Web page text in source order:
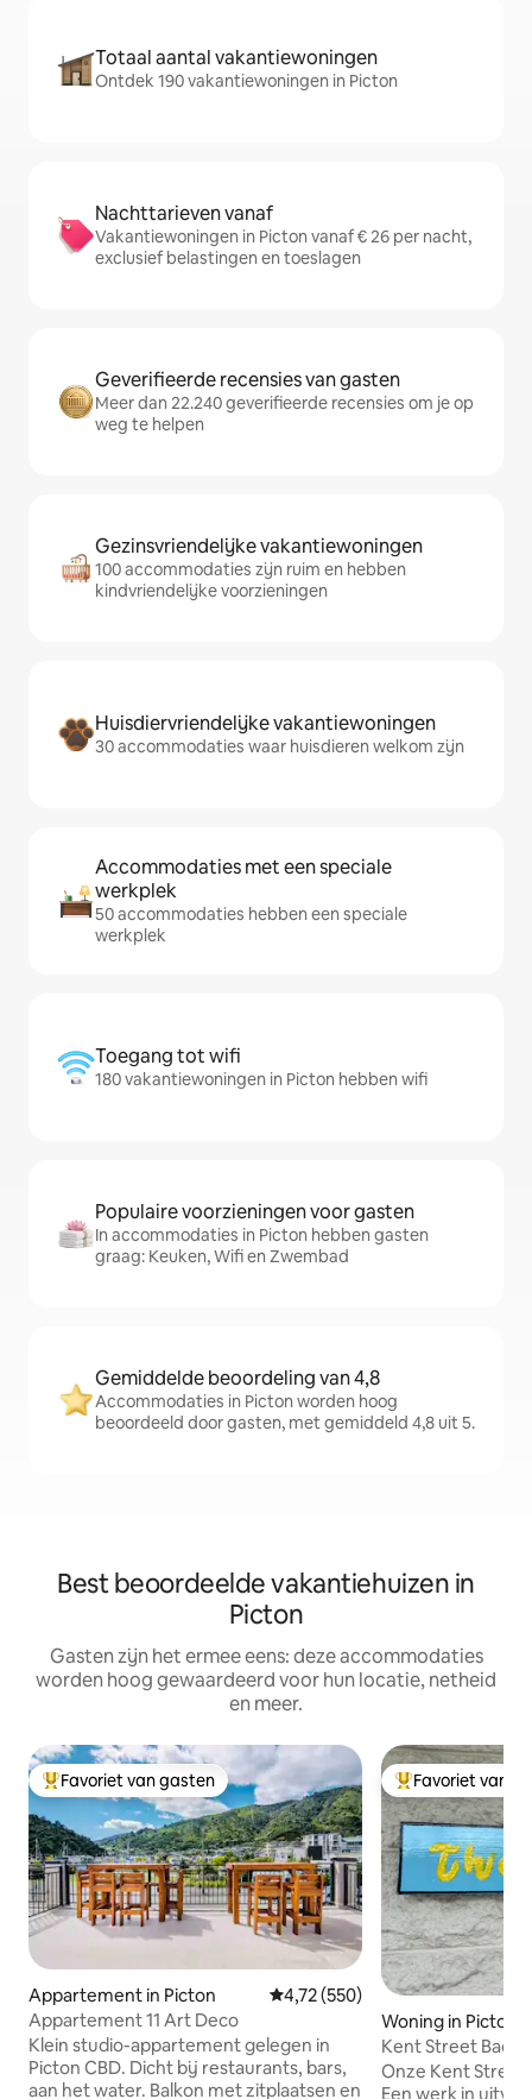
Totaal aantal vakantiewoningen
Ontdek 190 vakantiewoningen in Picton
Nachttarieven vanaf
Vakantiewoningen in Picton vanaf € 26 per nacht,
exclusief belastingen en toeslagen
Geverifieerde recensies van gasten
Meer dan 22.240 geverifieerde recensies om je op
weg te helpen
Gezinsvriendelijke vakantiewoningen
100 accommodaties zijn ruim en hebben
kindvriendelijke voorzieningen
Huisdiervriendelijke vakantiewoningen
30 accommodaties waar huisdieren welkom zijn
Accommodaties met een speciale
werkplek
50 accommodaties hebben een speciale
werkplek
Toegang tot wifi
180 vakantiewoningen in Picton hebben wifi
Populaire voorzieningen voor gasten
In accommodaties in Picton hebben gasten
graag: Keuken, Wifi en Zwembad
Gemiddelde beoordeling van 4,8
Accommodaties in Picton worden hoog
beoordeeld door gasten, met gemiddeld 4,8 uit 5.
Best beoordeelde vakantiehuizen in
Picton
Gasten zijn het ermee eens: deze accommodaties
worden hoog gewaardeerd voor hun locatie, netheid
en meer.
Topfavoriet van gasten
Favoriet van gasten
Appartement in Picton Gemiddelde beoordeling van
4,72 (550)
Appartement 11 Art Deco
Klein studio-appartement gelegen in
Picton CBD. Dicht bij restaurants, bars,
aan het water. Balkon met zitplaatsen en
Topfavoriet van
Favoriet van
Woning in Picton
Kent Street Bach
beschikbaar
Onze Kent Street
Een werk in